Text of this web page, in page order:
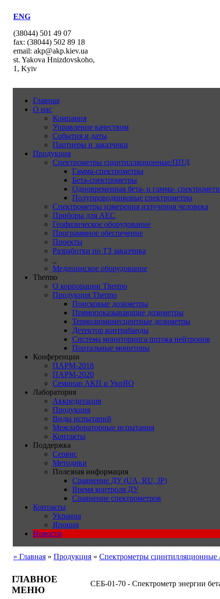
ENG
(38044) 501 49 07
fax: (38044) 502 89 18
email: akp@akp.kiev.ua
st. Yakova Hnizdovskoho,
1, Kyiv
Главная
О нас
Компания
Управление качеством
События и даты
Партнеры и заказчики
Продукция
Спектрометры сцинтилляционные/ППД
Гамма-спектрометры
Бета-спектрометры
Одновременная бета- и гамма-
Полупроводниковые спектрометры
Спектрометры измерения излучения человека
Приборы для АЕС
Геофизическое оборудование
Программное обеспечение
Проекты
Разработки по ТЗ заказчика
Медицинское оборудование
Thermo
О корпорации Thermo
Продукция Thermo
Поисковые дозиметры
Прямопоказывающие дозиметры
Термолюминесцентные дозиметры
Детектор контрабанды
Система мониторинга потока нейтронов
Портальные мониторы
Конференции
ПАРМ-2018
ПАРМ-2020
Семинар АКП и УкрЯО
Лаборатория
Аккредитация
Продукция
Виды испытаний
Межлабораторные испытания
Контакты
Поддержка
Сервис
Методики
Полезная информация
Сравнение ДУ (UA, RU, JP)
Время контроля ДУ
Сравнение спектрометров
Контакты
Украина
Япония
Новости
» Главная » Продукция » Cпектрометры
ГЛАВНОЕ
МЕНЮ
СЕБ-01-70 - Cпектрометр энергии